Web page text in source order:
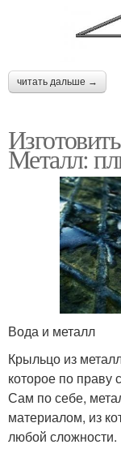
читать дальше →
Металл:
Вода и металл
Крыльцо из
которое по праву
Сам по себе,
материалом, из
любой сложности.